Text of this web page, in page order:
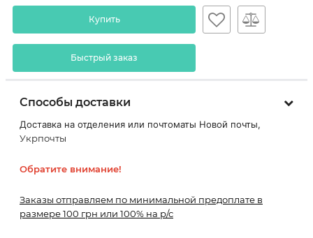
Купить
Быстрый заказ
Способы доставки
Доставка на отделения или почтоматы Новой почты,
Укрпочты
Обратите внимание!
Заказы отправляем по минимальной предоплате в
размере 100 грн или 100% на р/с